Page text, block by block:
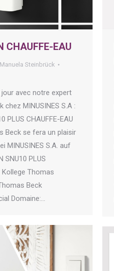
CHAUFFE-EAU
Manuela Steinbrück
avec notre expert
MINUSINES S.A :
PLUS CHAUFFE-EAU
Beck se fera un plaisir
MINUSINES S.A. auf
SNU10 PLUS
Kollege Thomas
Beck
Domaine:…